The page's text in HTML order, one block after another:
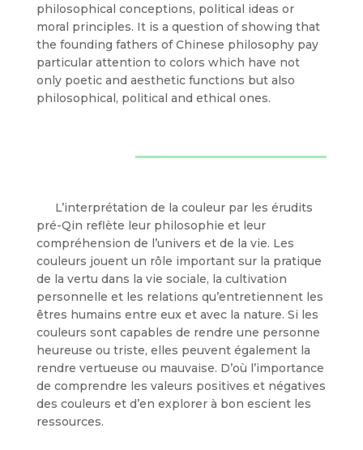
philosophical conceptions, political ideas or
moral principles. It is a question of showing that
the founding fathers of Chinese philosophy pay
particular attention to colors which have not
only poetic and aesthetic functions but also
philosophical, political and ethical ones.
L’interprétation de la couleur par les érudits
pré-Qin reflète leur philosophie et leur
compréhension de l’univers et de la vie. Les
couleurs jouent un rôle important sur la pratique
de la vertu dans la vie sociale, la cultivation
personnelle et les relations qu’entretiennent les
êtres humains entre eux et avec la nature. Si les
couleurs sont capables de rendre une personne
heureuse ou triste, elles peuvent également la
rendre vertueuse ou mauvaise. D’où l’importance
de comprendre les valeurs positives et négatives
des couleurs et d’en explorer à bon escient les
ressources.